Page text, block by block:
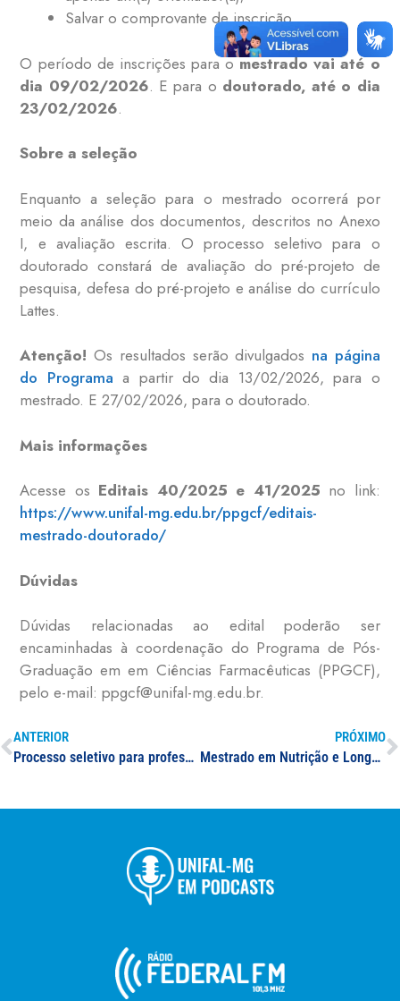
Salvar o comprovante de inscrição.
O período de inscrições para omestrado vai até o
dia 09/02/2026. E para o doutorado, até o dia
23/02/2026.
Sobre a seleção
Enquanto a seleção para o mestrado ocorrerá por
meio da análise dos documentos, descritos no Anexo
I, e avaliação escrita. O processo seletivo para o
doutorado constará de avaliação do pré-projeto de
pesquisa, defesa do pré-projeto e análise do currículo
Lattes.
Atenção! Os resultados serão divulgados na página
do Programa a partir do dia 13/02/2026, para o
mestrado. E 27/02/2026, para o doutorado.
Mais informações
Acesse os Editais 40/2025 e 41/2025 no link:
https://www.unifal-mg.edu.br/ppgcf/editais-
mestrado-doutorado/
Dúvidas
Dúvidas relacionadas ao edital poderão ser
encaminhadas à coordenação do Programa de Pós-
Graduação em em Ciências Farmacêuticas (PPGCF),
pelo e-mail: ppgcf@unifal-mg.edu.br.
ANTERIOR
Processo seletivo para professor(a) substituto(a): área de atuação em Economia
PRÓXIMO
Mestrado em Nutrição e Longevidade